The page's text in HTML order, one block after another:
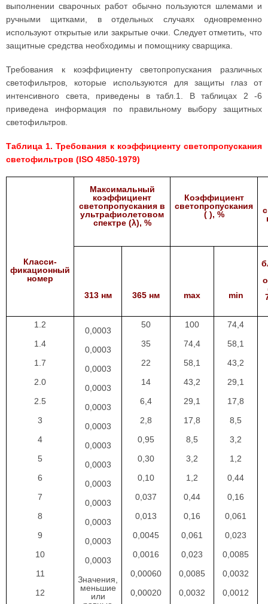
выполнении сварочных работ обычно пользуются шлемами и
ручными щитками, в отдельных случаях одновременно
используют открытые или закрытые очки. Следует отметить, что
защитные средства необходимы и помощнику сварщика.
Требования к коэффициенту светопропускания различных
светофильтров, которые используются для защиты глаз от
интенсивного света, приведены в табл.1. В таблицах 2 -6
приведена информация по правильному выбору защитных
светофильтров.
Таблица 1. Требования к коэффициенту светопропускания
светофильтров (ISO 4850-1979)
Класси-
фикационный
номер
Максимальный
коэффициент
светопропускания в
ультрафиолетовом
спектре (λ), %
Коэффициент
светопропускания
( ), %
313 нм 365 нм max min
1.2
1.4
1.7
2.0
2.5
3
4
5
6
7
8
9
10
11
12
0,0003
0,0003
0,0003
0,0003
0,0003
0,0003
0,0003
0,0003
0,0003
0,0003
0,0003
0,0003
0,0003
Значения,
меньшие
или
50
35
22
14
6,4
2,8
0,95
0,30
0,10
0,037
0,013
0,0045
0,0016
0,00060
0,00020
100
74,4
58,1
43,2
29,1
17,8
8,5
3,2
1,2
0,44
0,16
0,061
0,023
0,0085
0,0032
74,4
58,1
43,2
29,1
17,8
8,5
3,2
1,2
0,44
0,16
0,061
0,023
0,0085
0,0032
0,0012